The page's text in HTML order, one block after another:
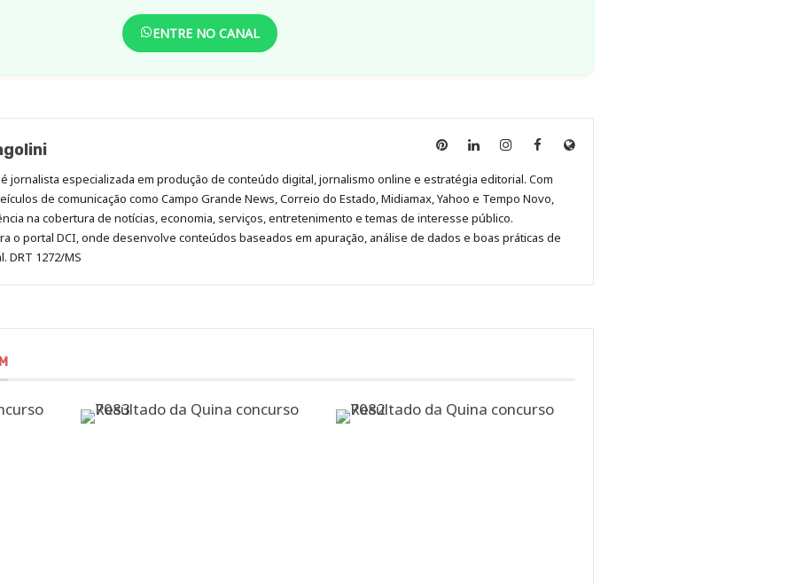
ENTRE NO CANAL
Anny
no
Pinterest
Anny
no
LinkedIn
Anny
no
Instagram
Anny
no
Facebook
Site
jornalista especializada em produção de conteúdo digital, jornalismo online e estratégia editorial. Com
de comunicação como Campo Grande News, Correio do Estado, Midiamax, Yahoo e Tempo Novo,
na cobertura de notícias, economia, serviços, entretenimento e temas de interesse público.
o portal DCI, onde desenvolve conteúdos baseados em apuração, análise de dados e boas práticas de
DRT 1272/MS